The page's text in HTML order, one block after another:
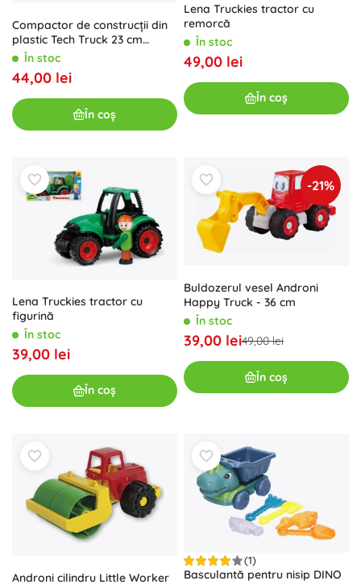
Compactor de construcții din
plastic Tech Truck 23 cm
Wader
În stoc
44,00 lei
În coș
Lena Truckies tractor cu
remorcă
În stoc
49,00 lei
În coș
Lena Truckies tractor cu
figurină
În stoc
39,00 lei
În coș
-21%
Buldozerul vesel Androni
Happy Truck - 36 cm
În stoc
39,00 lei49,00 lei
În coș
Androni cilindru Little Worker
(1)
Basculantă pentru nisip DINO